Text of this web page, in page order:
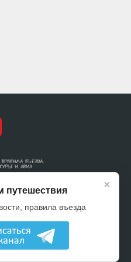
×
путешествия
правила въезда